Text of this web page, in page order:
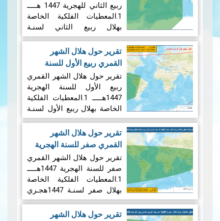
ربيع الثاني للهجرية 1447 هـــــ
1.المعطيات الفلكية الخاصة
بهلال ربيع الثاني لسنـة
1447هجـري 1.1 الإقتران
المركزي: ستجرى عملية رصد
هلال شهر ربيع الثاني لسنة
1447 هجري بعد غروب شمس
يوم الأحد 21 سبتمبر 2025…
قراءة المزيد
تقرير حول هلال الشهر
القمري ربيع الأول للسنة
الهجرية 1447هـــــ
|
22/08/2025
تقرير حول هلال الشهر القمري
ربيع الأول للسنة الهجرية
1447هـــــ 1.المعطيات الفلكية
الخاصة بهلال ربيع الأول لسنـة
1447هجـري 1.1 ​1الإقتران
المركزي: ستجرى عملية رصد
هلال شهر ربيع الأول لسنة
1447 هجري بعد غروب شمس
يوم السبت 25 أوت 2025…
قراءة المزيد
تقرير حول هلال الشهر
القمري صفر للسنة الهجرية
1447هـــــ
|
23/07/2025
تقرير حول هلال الشهر القمري
صفر للسنة الهجرية 1447هـــــ
1.المعطيات الفلكية الخاصة
بهلال صفر لسنـة 1447هجـري
1.1 الإقتران المركزي.
ستجرى عملية رصد هلال شهر
تقرير حول هلال الشهر